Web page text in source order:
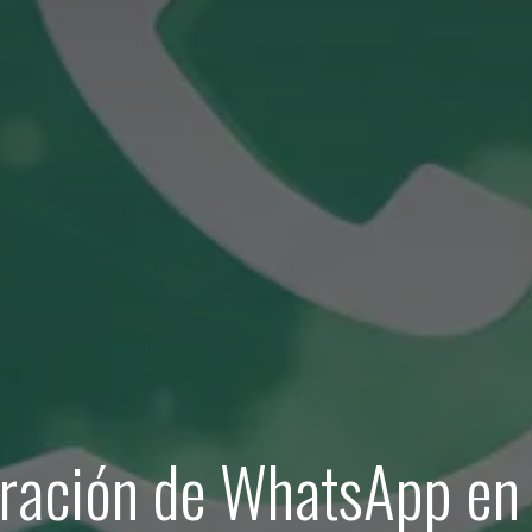
de WhatsApp